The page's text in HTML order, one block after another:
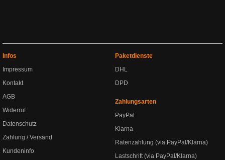
Infos
Impressum
Kontakt
AGB
Widerruf
Datenschutz
Zahlung / Versand
Kundeninfo
Paketdienste
DHL
DPD
Zahlungsarten
PayPal
Klarna
Ratenzahlung (via PayPal/Klarna)
Lastschrift (via PayPal/Klarna)